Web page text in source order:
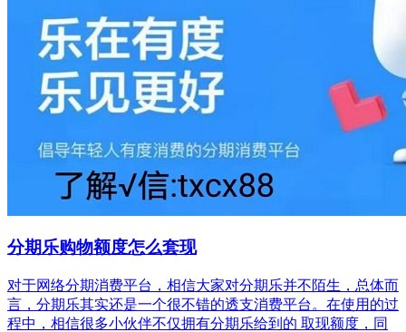
分期乐购物额度怎么套现
对于网络分期消费平台，相信大家对分期乐并不陌生，总体而
言，分期乐其实还是一个很不错的透支消费平台。在使用的过
程中，相信很多小伙伴不仅拥有分期乐给到的 取现额度，同